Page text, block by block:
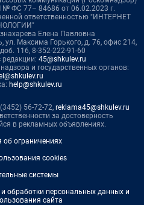
ФС 77– 84686 от 06.02.2023 г.
ответственностью "ИНТЕРНЕТ
Елена Павловна
ул. Максима Горького, д. 76, офис 214,
116, 8-352-222-91-60
45@shkulev.ru
и государственных органов:
help@shkulev.ru
56-72-72, reklama45@shkulev.ru
за достоверность
в рекламных объявлениях.
ограничениях
cookies
системы
обработки персональных данных и
сайта